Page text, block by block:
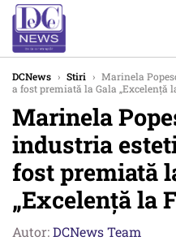
DCNews › Stiri › Marinela
a fost premiată la Gala „Excelență
Marinela
industria
fost premiată
„Excelență la
Autor:DCNews Team